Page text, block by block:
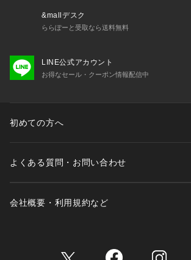
&mallデスク
ららぽーと受取なら送料無料
LINE公式アカウント
お得なセール・クーポン情報配信中
初めての方へ
よくある質問・お問い合わせ
会社概要・利用規約など